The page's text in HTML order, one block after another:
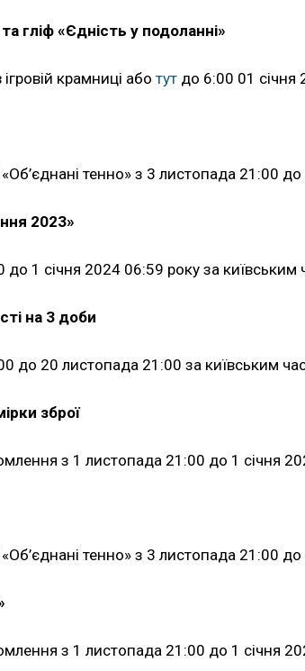
гліф «Єдність у подоланні»
крамниці або тут до 6:00 01 січня
тенно» з 3 листопада 21:00
2023»
1 січня 2024 06:59 року за київським
на 3 доби
до 20 листопада 21:00 за київським
зброї
з 1 листопада 21:00 до 1 січня
тенно» з 3 листопада 21:00
з 1 листопада 21:00 до 1 січня